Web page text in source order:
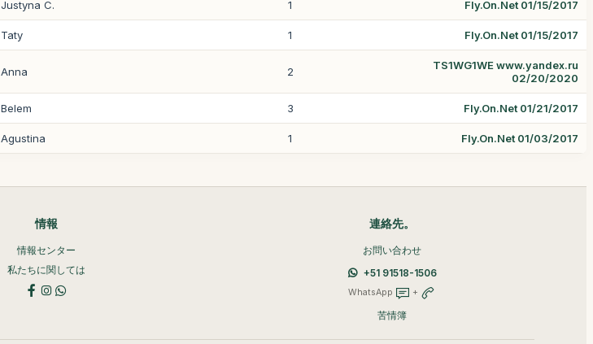
Justyna C. 1 Fly.On.Net 01/15/2017
Taty 1 Fly.On.Net 01/15/2017
Anna 2
TS1WG1WE www.yandex.ru
02/20/2020
Belem 3 Fly.On.Net 01/21/2017
Agustina 1 Fly.On.Net 01/03/2017
情報
情報センター
私たちに関しては
連絡先。
お問い合わせ
+51 91518-1506
WhatsApp +
苦情簿